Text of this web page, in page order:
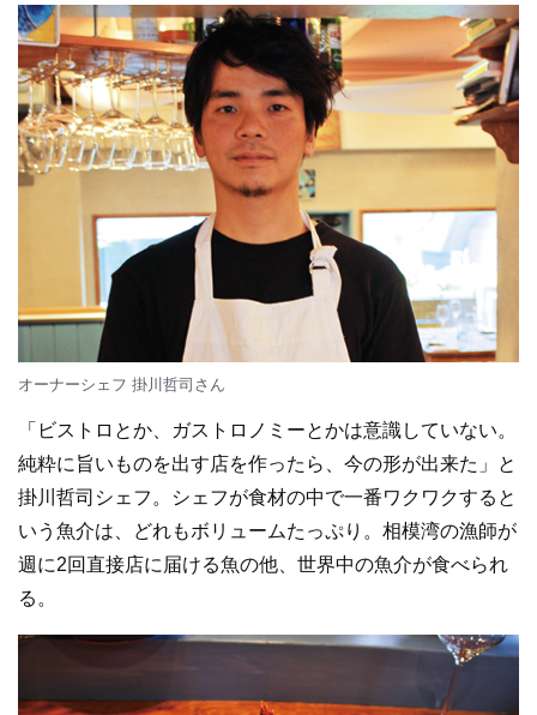
オーナーシェフ 掛川哲司さん
「ビストロとか、ガストロノミーとかは意識していない。
純粋に旨いものを出す店を作ったら、今の形が出来た」と
掛川哲司シェフ。シェフが食材の中で一番ワクワクすると
いう魚介は、どれもボリュームたっぷり。相模湾の漁師が
週に2回直接店に届ける魚の他、世界中の魚介が食べられ
る。